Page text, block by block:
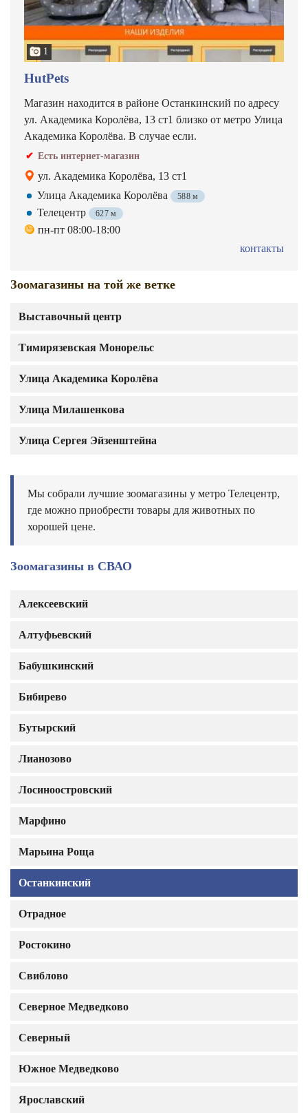
Мы собрали лучшие зоомагазины у метро Телецентр,
где можно приобрести товары для животных по
хорошей цене.
Зоомагазины в СВАО
Алексеевский
Алтуфьевский
Бабушкинский
Бибирево
Бутырский
Лианозово
Лосиноостровский
Марфино
Марьина Роща
Останкинский
Отрадное
Ростокино
Свиблово
Северное Медведково
Северный
Южное Медведково
Ярославский
1
HutPets
Магазин находится в районе Останкинский по адресу
ул. Академика Королёва, 13 ст1 близко от метро Улица
Академика Королёва. В случае если.
Есть интернет-магазин
ул. Академика Королёва, 13 ст1
Улица Академика Королёва
588 м
Телецентр 627 м
пн-пт 08:00-18:00
контакты
Зоомагазины на той же ветке
Выставочный центр
Тимирязевская Монорельс
Улица Академика Королёва
Улица Милашенкова
Улица Сергея Эйзенштейна